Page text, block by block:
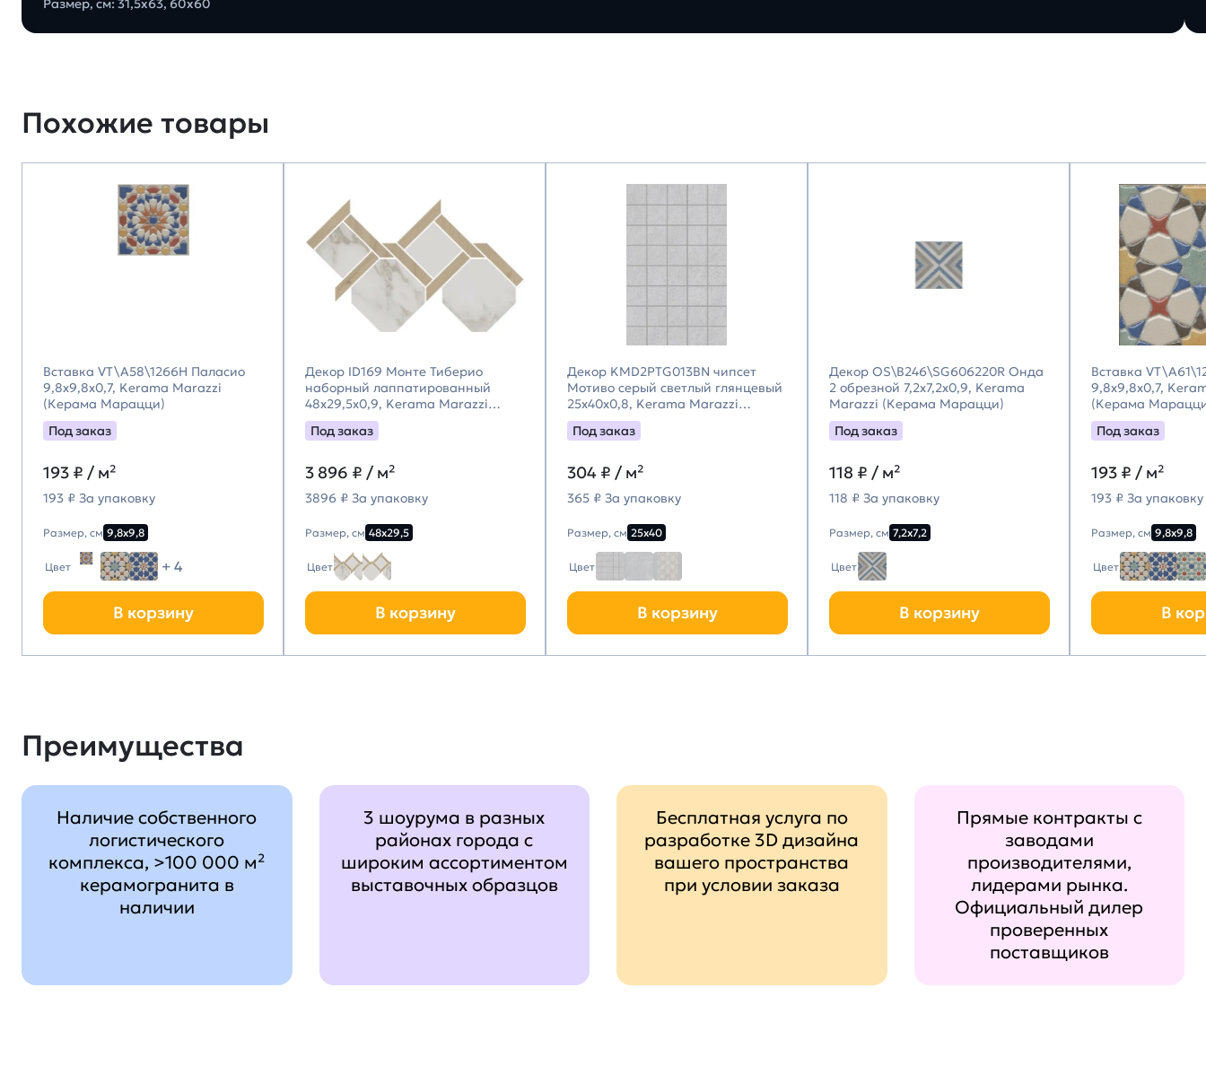
Размер, см: 31,5х63, 60х60
Похожие товары
Вставка VT\A58\1266H Паласио
9,8x9,8x0,7, Kerama Marazzi
(Керама Марацци)
Под заказ
193 ₽ / м²
193 ₽ За упаковку
Размер, см 9,8х9,8
Цвет + 4
В корзину
Декор ID169 Монте Тиберио
наборный лаппатированный
48x29,5x0,9, Kerama Marazzi
(Керама Марацци)
Под заказ
3 896 ₽ / м²
3896 ₽ За упаковку
Размер, см 48х29,5
Цвет
В корзину
Декор KMD2PTG013BN чипсет
Мотиво серый светлый глянцевый
25x40x0,8, Kerama Marazzi
(Керама Марацци)
Под заказ
304 ₽ / м²
365 ₽ За упаковку
Размер, см 25х40
Цвет
В корзину
Декор OS\B246\SG606220R Онда
2 обрезной 7,2x7,2x0,9, Kerama
Marazzi (Керама Марацци)
Под заказ
118 ₽ / м²
118 ₽ За упаковку
Размер, см 7,2х7,2
Цвет
В корзину
Вставка
9,8x9,8x0,7,
(Керама
Под заказ
193 ₽ / м²
193 ₽ За упаковку
Размер, см 9,8х9,8
Цвет
В
Преимущества
Наличие собственного
логистического
комплекса, >100 000 м²
керамогранита в
наличии
3 шоурума в разных
районах города с
широким ассортиментом
выставочных образцов
Бесплатная услуга по
разработке 3D дизайна
вашего пространства
при условии заказа
Прямые контракты с
заводами
производителями,
лидерами рынка.
Официальный дилер
проверенных
поставщиков